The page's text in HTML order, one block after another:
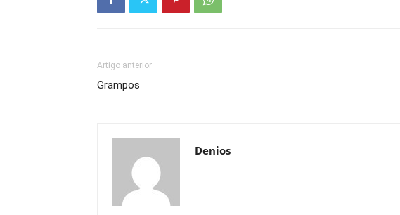
Artigo anterior
Grampos
Denios